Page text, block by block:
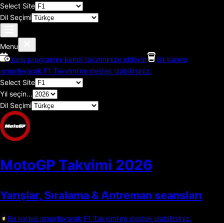
Select Site
Dil Seçimi
Menu
Yarış programını kendi takviminize ekleyin
Bir kahve
ısmarlayarak F1 Takvimi'ne destek olabilirsiniz.
Select Site
Yıl seçin...
Dil Seçimi
MotoGP Takvimi 2026
Yarışlar, Sıralama & Antreman seansları
Bir kahve ısmarlayarak F1 Takvimi'ne destek olabilirsiniz.